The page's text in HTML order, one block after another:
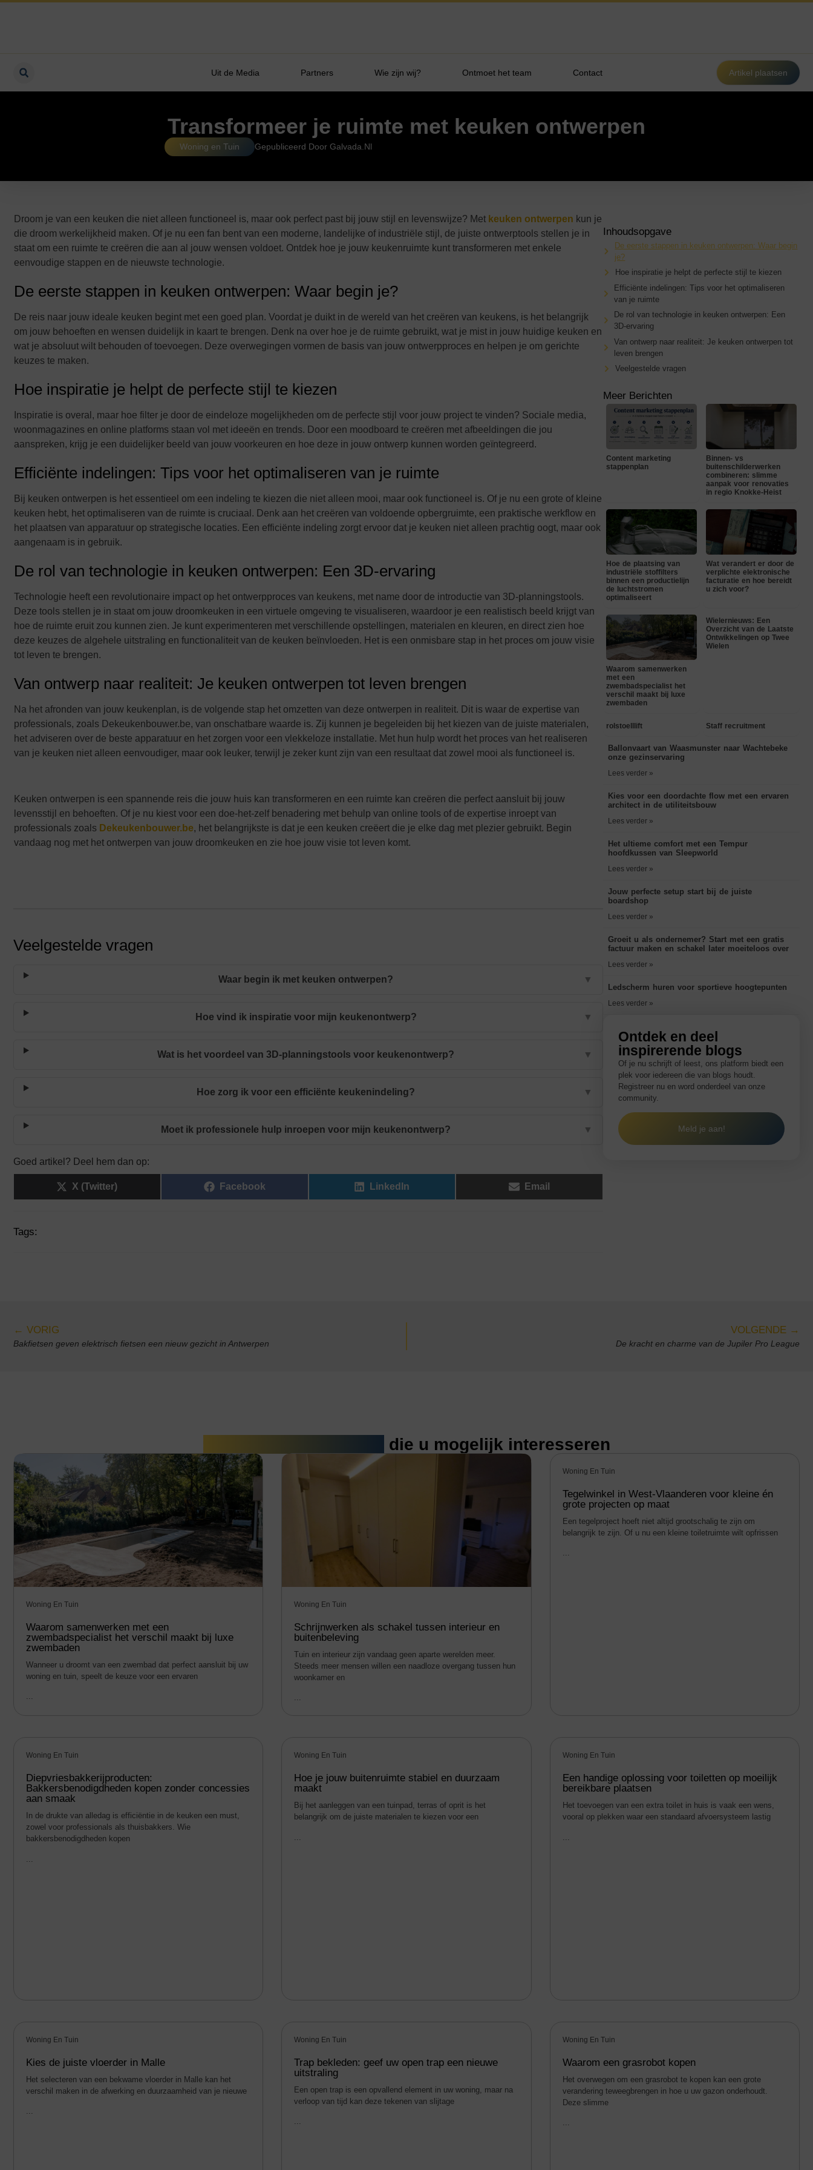
Uit de Media Partners Wie zijn wij? Ontmoet het team Contact Artikel plaatsen
Transformeer je ruimte met keuken ontwerpen
Woning en Tuin Gepubliceerd Door Galvada.nl
Droom je van een keuken die niet alleen functioneel is, maar ook perfect past bij jouw stijl en levenswijze? Met keuken ontwerpen kun je
die droom werkelijkheid maken. Of je nu een fan bent van een moderne, landelijke of industriële stijl, de juiste ontwerptools stellen je in
staat om een ruimte te creëren die aan al jouw wensen voldoet. Ontdek hoe je jouw keukenruimte kunt transformeren met enkele
eenvoudige stappen en de nieuwste technologie.
De eerste stappen in keuken ontwerpen: Waar begin je?
De reis naar jouw ideale keuken begint met een goed plan. Voordat je duikt in de wereld van het creëren van keukens, is het belangrijk
om jouw behoeften en wensen duidelijk in kaart te brengen. Denk na over hoe je de ruimte gebruikt, wat je mist in jouw huidige keuken en
wat je absoluut wilt behouden of toevoegen. Deze overwegingen vormen de basis van jouw ontwerpproces en helpen je om gerichte
keuzes te maken.
Hoe inspiratie je helpt de perfecte stijl te kiezen
Inspiratie is overal, maar hoe filter je door de eindeloze mogelijkheden om de perfecte stijl voor jouw project te vinden? Sociale media,
woonmagazines en online platforms staan vol met ideeën en trends. Door een moodboard te creëren met afbeeldingen die jou
aanspreken, krijg je een duidelijker beeld van jouw voorkeuren en hoe deze in jouw ontwerp kunnen worden geïntegreerd.
Efficiënte indelingen: Tips voor het optimaliseren van je ruimte
Bij keuken ontwerpen is het essentieel om een indeling te kiezen die niet alleen mooi, maar ook functioneel is. Of je nu een grote of kleine
keuken hebt, het optimaliseren van de ruimte is cruciaal. Denk aan het creëren van voldoende opbergruimte, een praktische werkflow en
het plaatsen van apparatuur op strategische locaties. Een efficiënte indeling zorgt ervoor dat je keuken niet alleen prachtig oogt, maar ook
aangenaam is in gebruik.
De rol van technologie in keuken ontwerpen: Een 3D-ervaring
Technologie heeft een revolutionaire impact op het ontwerpproces van keukens, met name door de introductie van 3D-planningstools.
Deze tools stellen je in staat om jouw droomkeuken in een virtuele omgeving te visualiseren, waardoor je een realistisch beeld krijgt van
hoe de ruimte eruit zou kunnen zien. Je kunt experimenteren met verschillende opstellingen, materialen en kleuren, en direct zien hoe
deze keuzes de algehele uitstraling en functionaliteit van de keuken beïnvloeden. Het is een onmisbare stap in het proces om jouw visie
tot leven te brengen.
Van ontwerp naar realiteit: Je keuken ontwerpen tot leven brengen
Na het afronden van jouw keukenplan, is de volgende stap het omzetten van deze ontwerpen in realiteit. Dit is waar de expertise van
professionals, zoals Dekeukenbouwer.be, van onschatbare waarde is. Zij kunnen je begeleiden bij het kiezen van de juiste materialen,
het adviseren over de beste apparatuur en het zorgen voor een vlekkeloze installatie. Met hun hulp wordt het proces van het realiseren
van je keuken niet alleen eenvoudiger, maar ook leuker, terwijl je zeker kunt zijn van een resultaat dat zowel mooi als functioneel is.
Keuken ontwerpen is een spannende reis die jouw huis kan transformeren en een ruimte kan creëren die perfect aansluit bij jouw
levensstijl en behoeften. Of je nu kiest voor een doe-het-zelf benadering met behulp van online tools of de expertise inroept van
professionals zoals Dekeukenbouwer.be, het belangrijkste is dat je een keuken creëert die je elke dag met plezier gebruikt. Begin
vandaag nog met het ontwerpen van jouw droomkeuken en zie hoe jouw visie tot leven komt.
Veelgestelde vragen
Waar begin ik met keuken ontwerpen? ▼
Hoe vind ik inspiratie voor mijn keukenontwerp? ▼
Wat is het voordeel van 3D-planningstools voor keukenontwerp? ▼
Hoe zorg ik voor een efficiënte keukenindeling? ▼
Moet ik professionele hulp inroepen voor mijn keukenontwerp? ▼
Goed artikel? Deel hem dan op:
X (Twitter) Facebook LinkedIn Email
Tags:
Inhoudsopgave
De eerste stappen in keuken ontwerpen: Waar begin
je?
Hoe inspiratie je helpt de perfecte stijl te kiezen
Efficiënte indelingen: Tips voor het optimaliseren
van je ruimte
De rol van technologie in keuken ontwerpen: Een
3D-ervaring
Van ontwerp naar realiteit: Je keuken ontwerpen tot
leven brengen
Veelgestelde vragen
Meer Berichten
Content marketing
stappenplan
Binnen- vs
buitenschilderwerken
combineren: slimme
aanpak voor renovaties
in regio Knokke-Heist
Hoe de plaatsing van
industriële stoffilters
binnen een productielijn
de luchtstromen
optimaliseert
Wat verandert er door de
verplichte elektronische
facturatie en hoe bereidt
u zich voor?
Waarom samenwerken
met een
zwembadspecialist het
verschil maakt bij luxe
zwembaden
Wielernieuws: Een
Overzicht van de Laatste
Ontwikkelingen op Twee
Wielen
rolstoelllift Staff recruitment
Ballonvaart van Waasmunster naar Wachtebeke
onze gezinservaring
Lees verder »
Kies voor een doordachte flow met een ervaren
architect in de utiliteitsbouw
Lees verder »
Het ultieme comfort met een Tempur
hoofdkussen van Sleepworld
Lees verder »
Jouw perfecte setup start bij de juiste
boardshop
Lees verder »
Groeit u als ondernemer? Start met een gratis
factuur maken en schakel later moeiteloos over
Lees verder »
Ledscherm huren voor sportieve hoogtepunten
Lees verder »
Ontdek en deel
inspirerende blogs
Of je nu schrijft of leest, ons platform biedt een
plek voor iedereen die van blogs houdt.
Registreer nu en word onderdeel van onze
community.
Meld je aan!
← VORIG
Bakfietsen geven elektrisch fietsen een nieuw gezicht in Antwerpen
VOLGENDE →
De kracht en charme van de Jupiler Pro League
die u mogelijk interesseren
Woning En Tuin
Waarom samenwerken met een
zwembadspecialist het verschil maakt bij luxe
zwembaden
Wanneer u droomt van een zwembad dat perfect aansluit bij uw
woning en tuin, speelt de keuze voor een ervaren
...
Woning En Tuin
Schrijnwerken als schakel tussen interieur en
buitenbeleving
Tuin en interieur zijn vandaag geen aparte werelden meer.
Steeds meer mensen willen een naadloze overgang tussen hun
woonkamer en
...
Woning En Tuin
Tegelwinkel in West-Vlaanderen voor kleine én
grote projecten op maat
Een tegelproject hoeft niet altijd grootschalig te zijn om
belangrijk te zijn. Of u nu een kleine toiletruimte wilt opfrissen
...
Woning En Tuin
Diepvriesbakkerijproducten:
Bakkersbenodigdheden kopen zonder concessies
aan smaak
In de drukte van alledag is efficiëntie in de keuken een must,
zowel voor professionals als thuisbakkers. Wie
bakkersbenodigdheden kopen
Woning En Tuin
Hoe je jouw buitenruimte stabiel en duurzaam
maakt
Bij het aanleggen van een tuinpad, terras of oprit is het
belangrijk om de juiste materialen te kiezen voor een
Woning En Tuin
Een handige oplossing voor toiletten op moeilijk
bereikbare plaatsen
Het toevoegen van een extra toilet in huis is vaak een wens,
vooral op plekken waar een standaard afvoersysteem lastig
Woning En Tuin
Kies de juiste vloerder in Malle
Het selecteren van een bekwame vloerder in Malle kan het
verschil maken in de afwerking en duurzaamheid van je nieuwe
Woning En Tuin
Trap bekleden: geef uw open trap een nieuwe
uitstraling
Een open trap is een opvallend element in uw woning, maar na
verloop van tijd kan deze tekenen van slijtage
Woning En Tuin
Waarom een grasrobot kopen
Het overwegen om een grasrobot te kopen kan een grote
verandering teweegbrengen in hoe u uw gazon onderhoudt.
Deze slimme